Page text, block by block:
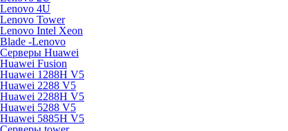
Lenovo 4U
Lenovo Tower
Lenovo Intel Xeon
Blade -Lenovo
Серверы Huawei
Huawei Fusion
Huawei 1288H V5
Huawei 2288 V5
Huawei 2288H V5
Huawei 5288 V5
Huawei 5885H V5